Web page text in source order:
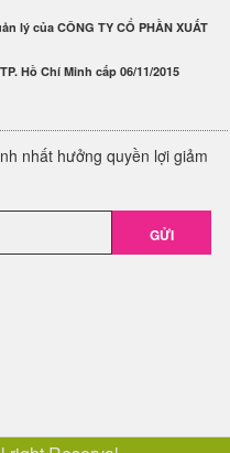
lý của CÔNG TY CỔ PHẦN XUẤT
Hồ Chí Minh cấp 06/11/2015
nhất hưởng quyền lợi giảm
GỬI